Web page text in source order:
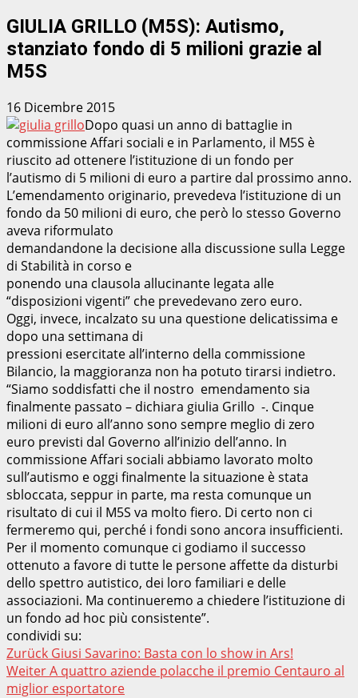
GIULIA GRILLO (M5S): Autismo,
stanziato fondo di 5 milioni grazie al
M5S
16 Dicembre 2015
Dopo quasi un anno di battaglie in
commissione Affari sociali e in Parlamento, il M5S è
riuscito ad ottenere l’istituzione di un fondo per
l’autismo di 5 milioni di euro a partire dal prossimo anno.
L’emendamento originario, prevedeva l’istituzione di un
fondo da 50 milioni di euro, che però lo stesso Governo
aveva riformulato
demandandone la decisione alla discussione sulla Legge
di Stabilità in corso e
ponendo una clausola allucinante legata alle
“disposizioni vigenti” che prevedevano zero euro.
Oggi, invece, incalzato su una questione delicatissima e
dopo una settimana di
pressioni esercitate all’interno della commissione
Bilancio, la maggioranza non ha potuto tirarsi indietro.
“Siamo soddisfatti che il nostro emendamento sia
finalmente passato – dichiara giulia Grillo -. Cinque
milioni di euro all’anno sono sempre meglio di zero
euro previsti dal Governo all’inizio dell’anno. In
commissione Affari sociali abbiamo lavorato molto
sull’autismo e oggi finalmente la situazione è stata
sbloccata, seppur in parte, ma resta comunque un
risultato di cui il M5S va molto fiero. Di certo non ci
fermeremo qui, perché i fondi sono ancora insufficienti.
Per il momento comunque ci godiamo il successo
ottenuto a favore di tutte le persone affette da disturbi
dello spettro autistico, dei loro familiari e delle
associazioni. Ma continueremo a chiedere l’istituzione di
un fondo ad hoc più consistente”.
condividi su:
Beitragsnavigation
Zurück Giusi Savarino: Basta con lo show in Ars!
WeiterA quattro aziende polacche il premio Centauro al
miglior esportatore